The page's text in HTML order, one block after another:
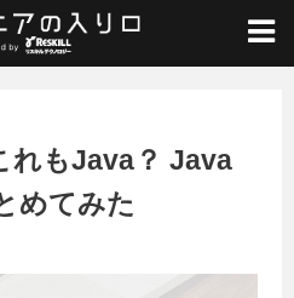
で作れるものまとめてみた
れもJava？ Java
めてみた